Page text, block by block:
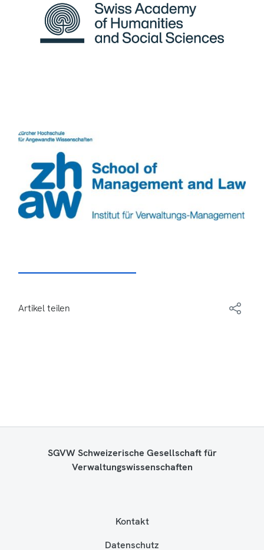
Artikel teilen
SGVW Schweizerische Gesellschaft für
Verwaltungswissenschaften
Kontakt
Datenschutz